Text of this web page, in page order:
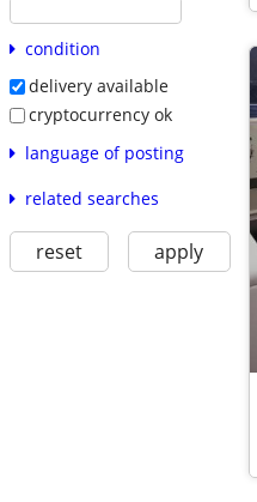
condition
delivery available
cryptocurrency ok
language of posting
related searches
reset apply